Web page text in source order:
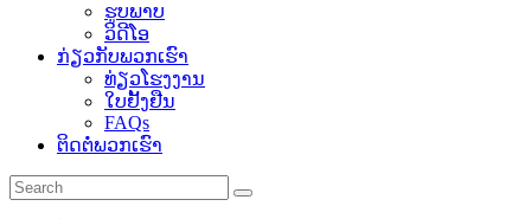
ຮູບພາບ
ວິດີໂອ
ກ່ຽວກັບພວກເຮົາ
ທ່ຽວໂຮງງານ
ໃບຢັ້ງຢືນ
FAQs
ຕິດຕໍ່ພວກເຮົາ